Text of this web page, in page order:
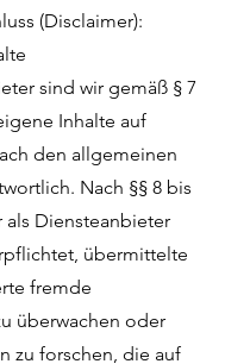
(Disclaimer):
sind wir gemäß § 7
Inhalte auf
den allgemeinen
Nach §§ 8 bis
als Diensteanbieter
übermittelte
fremde
überwachen oder
zu forschen, die auf